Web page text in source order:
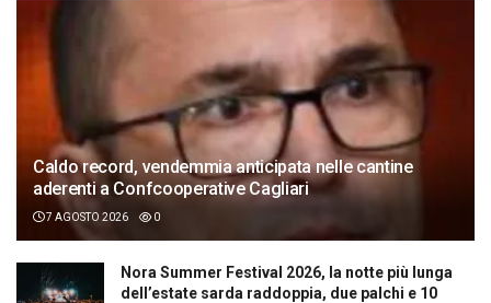
Caldo record, vendemmia anticipata nelle cantine
aderenti a Confcooperative Cagliari
7 AGOSTO 2026 0
Nora Summer Festival 2026, la notte più lunga
dell’estate sarda raddoppia, due palchi e 10